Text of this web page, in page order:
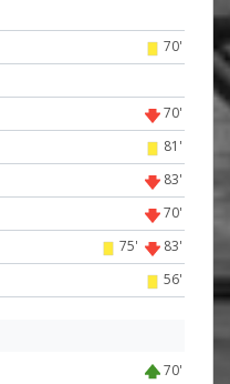
70'
70'
81'
83'
70'
75' 83'
56'
70'